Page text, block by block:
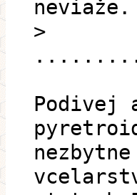
>
Podivej